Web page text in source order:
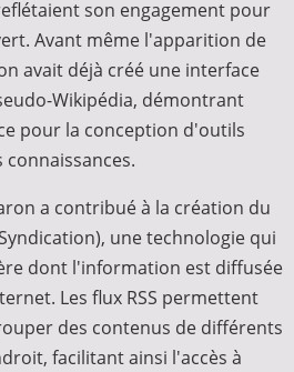
son engagement pour
Avant même l'apparition de
avait déjà créé une interface
Wikipédia, démontrant
pour la conception d'outils
a contribué à la création du
une technologie qui
dont l'information est diffusée
Les flux RSS permettent
des contenus de différents
facilitant ainsi l'accès à